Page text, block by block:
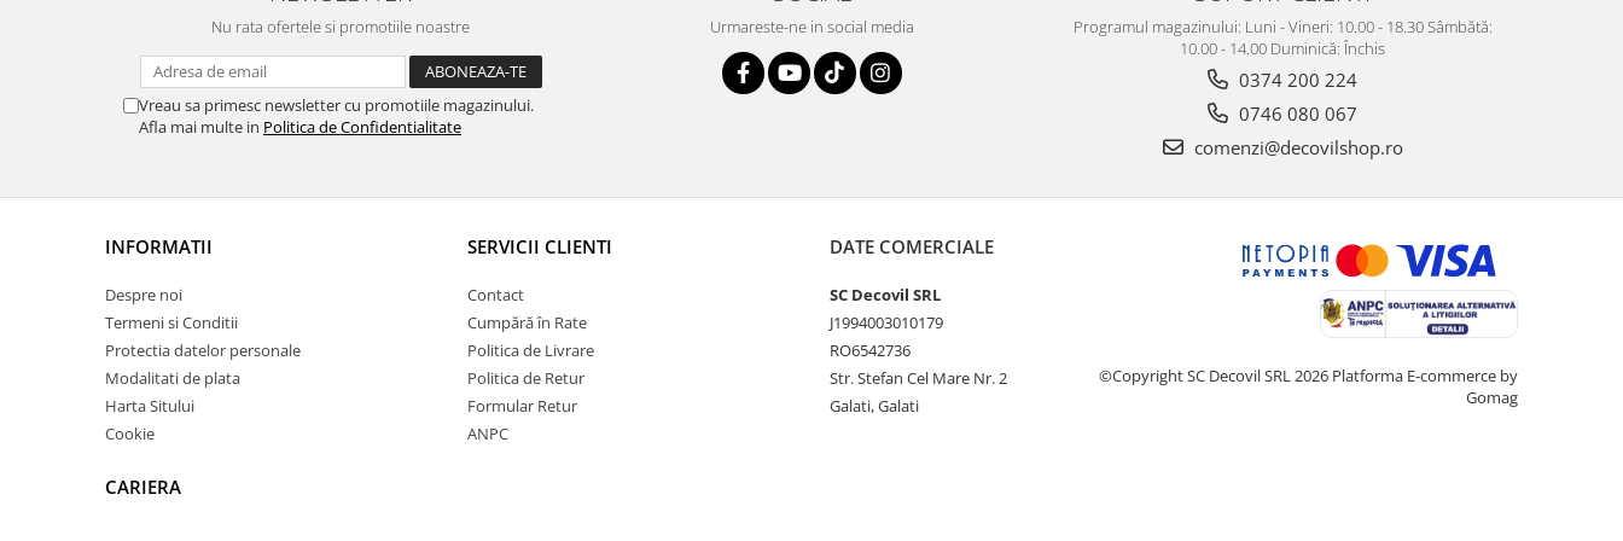
Nu rata ofertele si promotiile noastre
Vreau sa primesc newsletter cu promotiile magazinului.
Afla mai multe in Politica de Confidentialitate
Urmareste-ne in social media
Programul magazinului: Luni - Vineri: 10.00 - 18.30 Sâmbătă:
10.00 - 14.00 Duminică: Închis
0374 200 224
0746 080 067
comenzi@decovilshop.ro
INFORMATII
Despre noi
Termeni si Conditii
Protectia datelor personale
Modalitati de plata
Harta Sitului
Cookie
CARIERA
SERVICII CLIENTI
Contact
Cumpără în Rate
Politica de Livrare
Politica de Retur
Formular Retur
ANPC
DATE COMERCIALE
SC Decovil SRL
J1994003010179
RO6542736
Str. Stefan Cel Mare Nr. 2
Galati, Galati
©Copyright SC Decovil SRL 2026 Platforma E-commerce by
Gomag